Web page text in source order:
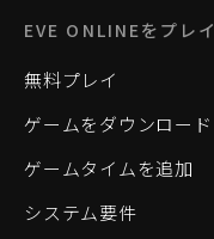
EVE ONLINEをプレイ
無料プレイ
ゲームをダウンロード
ゲームタイムを追加
システム要件